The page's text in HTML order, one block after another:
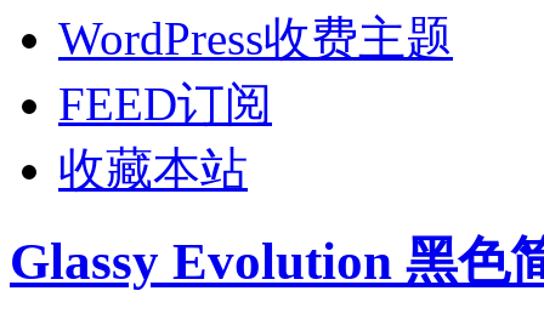
WordPress收费主题
FEED订阅
收藏本站
Glassy Evolution 黑色